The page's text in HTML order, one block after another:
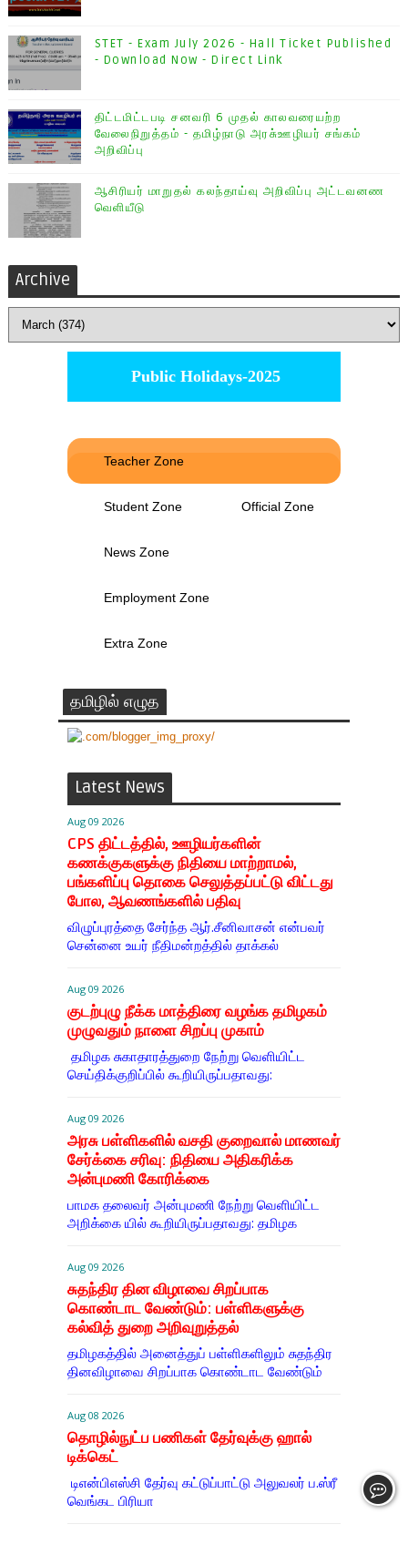
STET - Exam July 2026 - Hall Ticket Published
- Download Now - Direct Link
திட்டமிட்டபடி சனவரி 6 முதல் காலவரையற்ற
வேலைநிறுத்தம் - தமிழ்நாடு அரசு்ஊழியர் சங்கம்
அறிவிப்பு
ஆசிரியர் மாறுதல் கலந்தாய்வு அறிவிப்பு அட்டவனண
வெளியீடு
Archive
Public Holidays-2025
Teacher Zone
Student Zone Official Zone
News Zone
Employment Zone
Extra Zone
தமிழில் எழுத
Latest News
Aug 09 2026
CPS திட்டத்தில், ஊழியர்களின்
கணக்குகளுக்கு நிதியை மாற்றாமல்,
பங்களிப்பு தொகை செலுத்தப்பட்டு விட்டது
போல, ஆவணங்களில் பதிவு
விழுப்புரத்தை சேர்ந்த ஆர்.சீனிவாசன் என்பவர்
சென்னை உயர் நீதிமன்றத்தில் தாக்கல்
Aug 09 2026
குடற்புழு நீக்க மாத்திரை வழங்க தமிழகம்
முழுவதும் நாளை சிறப்பு முகாம்
தமிழக சுகாதாரத்துறை நேற்று வெளியிட்ட
செய்திக்குறிப்பில் கூறியிருப்பதாவது:
Aug 09 2026
அரசு பள்ளிகளில் வசதி குறைவால் மாணவர்
சேர்க்கை சரிவு: நிதியை அதிகரிக்க
அன்புமணி கோரிக்கை
பாமக தலைவர் அன்புமணி நேற்று வெளியிட்ட
அறிக்கை யில் கூறியிருப்பதாவது: தமிழக
Aug 09 2026
சுதந்திர தின விழாவை சிறப்பாக
கொண்டாட வேண்டும்: பள்ளிகளுக்கு
கல்வித் துறை அறிவுறுத்தல்
தமிழகத்தில் அனைத்துப் பள்ளிகளிலும் சுதந்திர
தினவிழாவை சிறப்பாக கொண்டாட வேண்டும்
Aug 08 2026
தொழில்நுட்ப பணிகள் தேர்வுக்கு ஹால் ​
டிக்கெட்
டிஎன்​பிஎஸ்சி தேர்வு கட்​டுப்​பாட்டு அலு​வலர் ப.ஸ்ரீ
வெங்கட பிரியா